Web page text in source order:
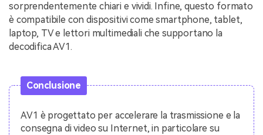
sorprendentemente chiari e vividi. Infine, questo formato
è compatibile con dispositivi come smartphone, tablet,
laptop, TV e lettori multimediali che supportano la
decodifica AV1.
Conclusione
AV1 è progettato per accelerare la trasmissione e la
consegna di video su Internet, in particolare su